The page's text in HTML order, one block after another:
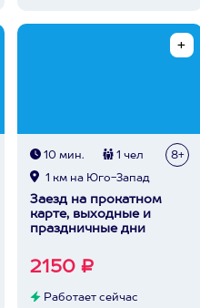
10 мин. 1 чел 8+
1 км на Юго-Запад
Заезд на прокатном
карте, выходные и
праздничные дни
2150 ₽
Работает сейчас